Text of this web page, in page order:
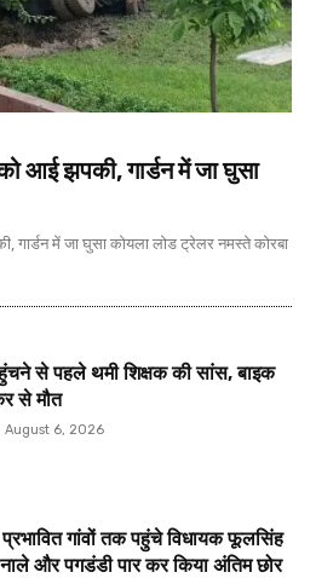
आई झपकी, गार्डन में जा घुसा
में जा घुसा कोयला लोड ट्रेलर नमस्ते कोरबा
से पहले थमी शिक्षक की सांस, बाइक
से मौत
August 6, 2026
प्रभावित गांवों तक पहुंचे विधायक फूलसिंह
नाले और पगडंडी पार कर किया अंतिम छोर